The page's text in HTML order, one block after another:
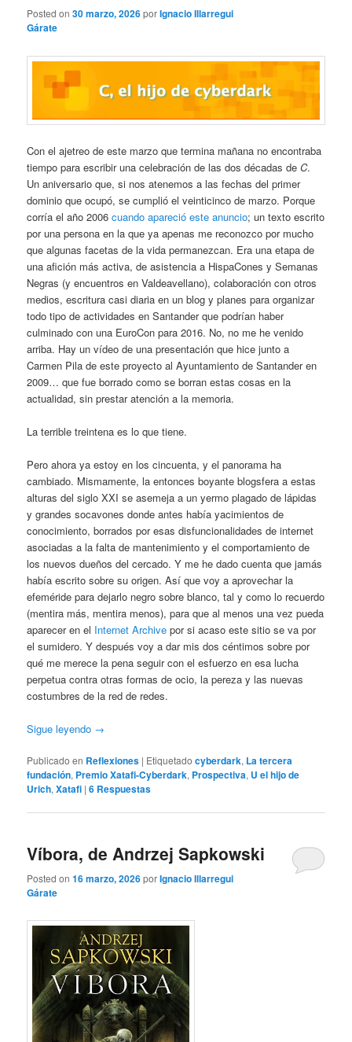
Posted on30 marzo, 2026porIgnacio Illarregui
Gárate
Con el ajetreo de este marzo que termina mañana no encontraba
tiempo para escribir una celebración de las dos décadas deC.
Un aniversario que, si nos atenemos a las fechas del primer
dominio que ocupó, se cumplió el veinticinco de marzo. Porque
corría el año 2006cuando apareció este anuncio; un texto escrito
por una persona en la que ya apenas me reconozco por mucho
que algunas facetas de la vida permanezcan. Era una etapa de
una afición más activa, de asistencia a HispaCones y Semanas
Negras (y encuentros en Valdeavellano), colaboración con otros
medios, escritura casi diaria en un blog y planes para organizar
todo tipo de actividades en Santander que podrían haber
culminado con una EuroCon para 2016. No, no me he venido
arriba. Hay un vídeo de una presentación que hice junto a
Carmen Pila de este proyecto al Ayuntamiento de Santander en
2009… que fue borrado como se borran estas cosas en la
actualidad, sin prestar atención a la memoria.
La terrible treintena es lo que tiene.
Pero ahora ya estoy en los cincuenta, y el panorama ha
cambiado. Mismamente, la entonces boyante blogsfera a estas
alturas del siglo XXI se asemeja a un yermo plagado de lápidas
y grandes socavones donde antes había yacimientos de
conocimiento, borrados por esas disfuncionalidades de internet
asociadas a la falta de mantenimiento y el comportamiento de
los nuevos dueños del cercado. Y me he dado cuenta que jamás
había escrito sobre su origen. Así que voy a aprovechar la
efeméride para dejarlo negro sobre blanco, tal y como lo recuerdo
(mentira más, mentira menos), para que al menos una vez pueda
aparecer en el Internet Archive por si acaso este sitio se va por
el sumidero. Y después voy a dar mis dos céntimos sobre por
qué me merece la pena seguir con el esfuerzo en esa lucha
perpetua contra otras formas de ocio, la pereza y las nuevas
costumbres de la red de redes.
Sigue leyendo →
Publicado en Reflexiones | Etiquetado cyberdark, La tercera
fundación, Premio Xatafi-Cyberdark, Prospectiva, U el hijo de
Urich,Xatafi |6 Respuestas
Víbora, de Andrzej Sapkowski
Posted on16 marzo, 2026porIgnacio Illarregui
Gárate